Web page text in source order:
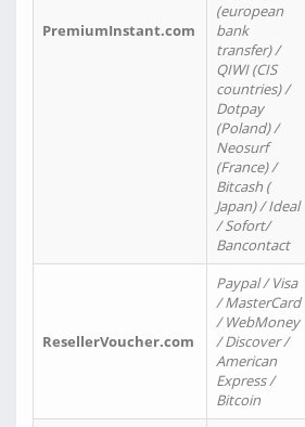
PremiumInstant.com
(european
bank
transfer) /
QIWI (CIS
countries) /
Dotpay
(Poland) /
Neosurf
(France) /
Bitcash (
Japan) / Ideal
/ Sofort/
Bancontact
ResellerVoucher.com
Paypal / Visa
/ MasterCard
/ WebMoney
/ Discover /
American
Express /
Bitcoin